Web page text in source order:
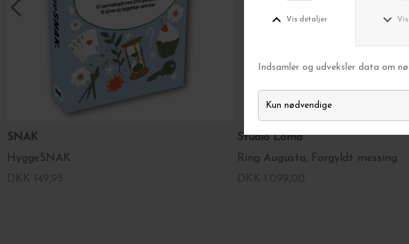
SNAK
HyggeSNAK
Studio Loma
Ring Augusta, Forgyldt messing